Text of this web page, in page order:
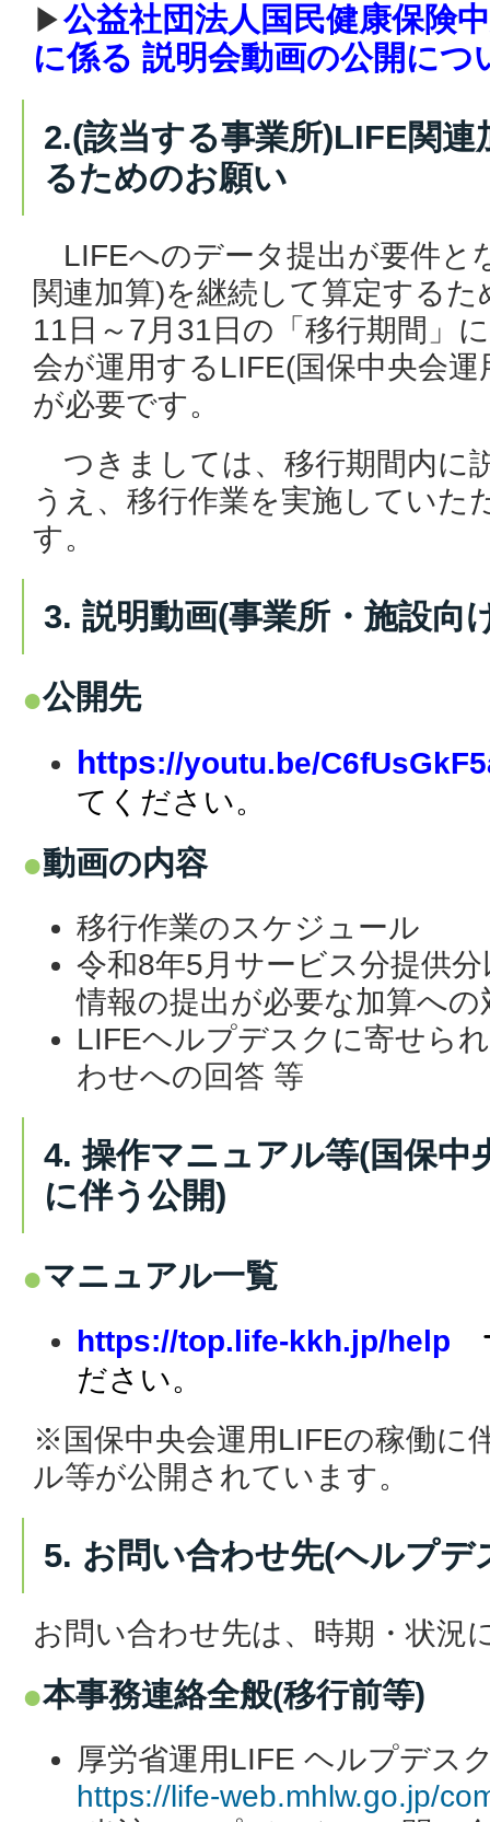
▶公益社団法人国民健康保険
に係る 説明会動画の公開につ
2.(該当する事業所)LIFE関連
るためのお願い
LIFEへのデータ提出が要件と
関連加算)を継続して算定するた
11日～7月31日 の「移行期間」
会が運用するLIFE(国保中央会
が必要です。
つきましては、 移行期間内に
うえ、移行作業を実施していた
す。
3. 説明動画(事業所・施設向
公開先
https://youtu.be/
てください。
動画の内容
移行作業のスケジュール
令和8年5月サービス分提供
情報の提出が必要な加算への
LIFEヘルプデスクに寄せら
わせへの回答 等
4. 操作マニュアル等(国保中
に伴う公開)
マニュアル一覧
https://top.life-kkh.jp/help
ださい。
※国保中央会運用LIFEの稼働に
ル等が公開されています。
5. お問い合わせ先(ヘルプデ
お問い合わせ先は、時期・状況
本事務連絡全般(移行前等)
厚労省運用LIFE ヘルプデス
https://life-web.mhlw.go.jp/